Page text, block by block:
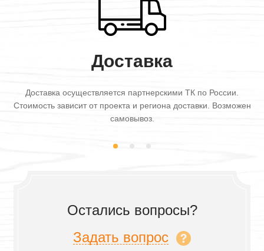
Доставка
Доставка осуществляется партнерскими ТК по России.
Стоимость зависит от проекта и региона доставки. Возможен
самовывоз.
Остались вопросы?
Задать вопрос